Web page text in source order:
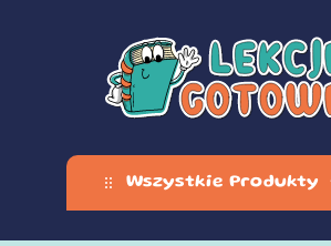
Wszystkie Produkty